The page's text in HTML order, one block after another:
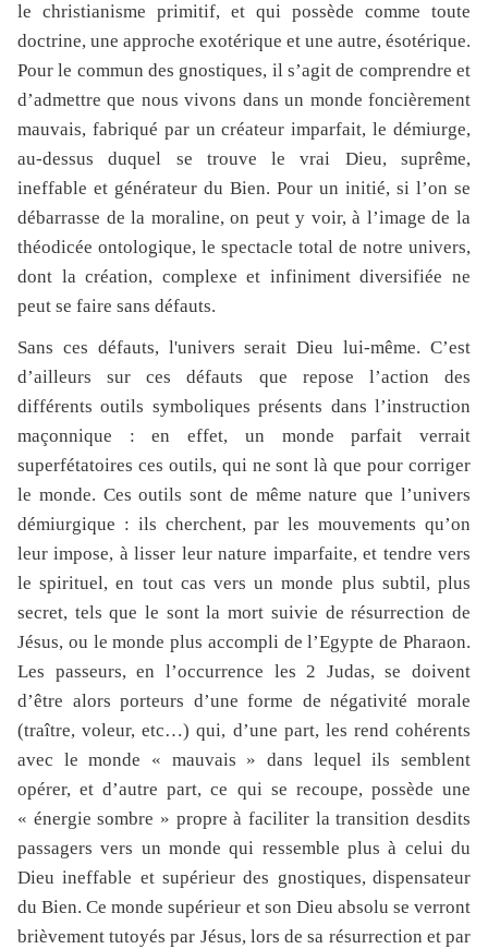
le christianisme primitif, et qui possède comme toute
doctrine, une approche exotérique et une autre, ésotérique.
Pour le commun des gnostiques, il s’agit de comprendre et
d’admettre que nous vivons dans un monde foncièrement
mauvais, fabriqué par un créateur imparfait, le démiurge,
au-dessus duquel se trouve le vrai Dieu, suprême,
ineffable et générateur du Bien. Pour un initié, si l’on se
débarrasse de la moraline, on peut y voir, à l’image de la
théodicée ontologique, le spectacle total de notre univers,
dont la création, complexe et infiniment diversifiée ne
peut se faire sans défauts.
Sans ces défauts, l'univers serait Dieu lui-même. C’est
d’ailleurs sur ces défauts que repose l’action des
différents outils symboliques présents dans l’instruction
maçonnique : en effet, un monde parfait verrait
superfétatoires ces outils, qui ne sont là que pour corriger
le monde. Ces outils sont de même nature que l’univers
démiurgique : ils cherchent, par les mouvements qu’on
leur impose, à lisser leur nature imparfaite, et tendre vers
le spirituel, en tout cas vers un monde plus subtil, plus
secret, tels que le sont la mort suivie de résurrection de
Jésus, ou le monde plus accompli de l’Egypte de Pharaon.
Les passeurs, en l’occurrence les 2 Judas, se doivent
d’être alors porteurs d’une forme de négativité morale
(traître, voleur, etc…) qui, d’une part, les rend cohérents
avec le monde « mauvais » dans lequel ils semblent
opérer, et d’autre part, ce qui se recoupe, possède une
« énergie sombre » propre à faciliter la transition desdits
passagers vers un monde qui ressemble plus à celui du
Dieu ineffable et supérieur des gnostiques, dispensateur
du Bien. Ce monde supérieur et son Dieu absolu se verront
brièvement tutoyés par Jésus, lors de sa résurrection et par